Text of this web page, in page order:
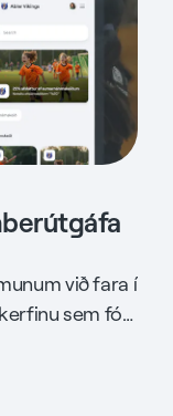
við fara í
sem fór í